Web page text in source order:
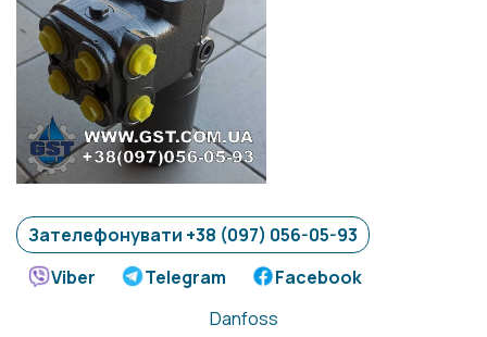
Зателефонувати +38 (097) 056-05-93
Viber
Telegram
Facebook
Danfoss